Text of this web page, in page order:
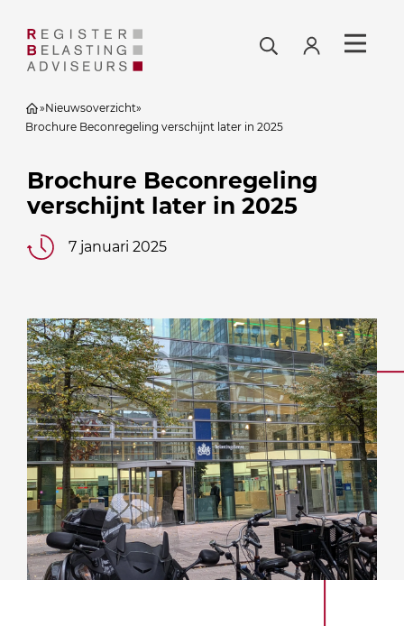
»Nieuwsoverzicht»
Brochure Beconregeling verschijnt later in 2025
Brochure Beconregeling
verschijnt later in 2025
7 januari 2025